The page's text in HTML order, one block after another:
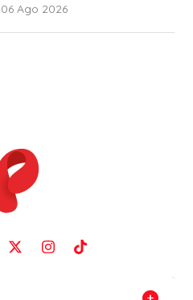
06 Ago 2026